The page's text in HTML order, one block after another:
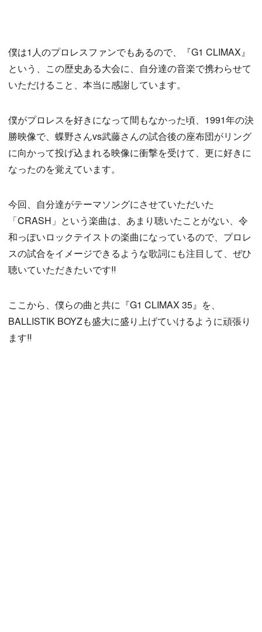
僕は1人のプロレスファンでもあるので、『G1 CLIMAX』
という、この歴史ある大会に、自分達の音楽で携わらせて
いただけること、本当に感謝しています。
僕がプロレスを好きになって間もなかった頃、1991年の決
勝映像で、蝶野さんvs武藤さんの試合後の座布団がリング
に向かって投げ込まれる映像に衝撃を受けて、更に好きに
なったのを覚えています。
今回、自分達がテーマソングにさせていただいた
「CRASH」という楽曲は、あまり聴いたことがない、令
和っぽいロックテイストの楽曲になっているので、プロレ
スの試合をイメージできるような歌詞にも注目して、ぜひ
聴いていただきたいです‼︎
ここから、僕らの曲と共に『G1 CLIMAX 35』を、
BALLISTIK BOYZも盛大に盛り上げていけるように頑張り
ます‼︎